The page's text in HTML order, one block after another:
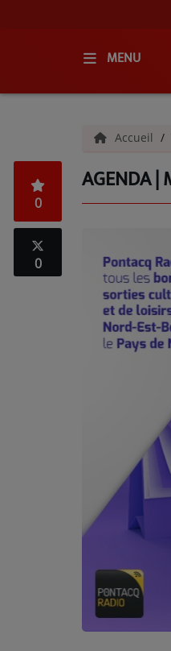
MENU
QUI SOMMES-NOUS ?
GRILLE DES PROGRAMMES
C'ÉTAIT QUOI CE TITRE ?
VOS ÉMISSIONS EN IMAGES
ANNONCEURS & ESPACE PRO
VOTRE PUBLICITÉ SUR
LOCATION DE STUDIOS
Accueil
AGENDA |
0
0